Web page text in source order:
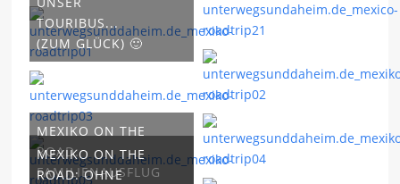
TOURIBUS...
(ZUM GLÜCK) 🙂
MEXIKO ON THE
ROAD:
FAMILIENAUSFLUG
MEXIKO ON THE
ROAD: OHNE